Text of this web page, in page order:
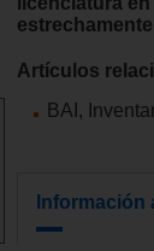
Artículos
BAI,
Información